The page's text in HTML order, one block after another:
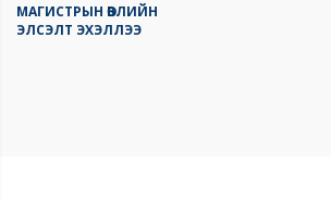
МАГИСТРЫН ӨВЛИЙН
ЭЛСЭЛТ ЭХЭЛЛЭЭ